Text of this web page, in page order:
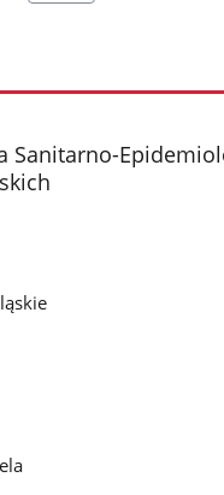
Sanitarno-